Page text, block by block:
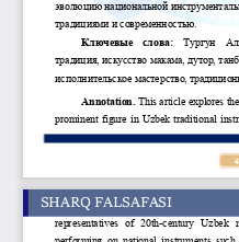
Jurnal Yordamchisi